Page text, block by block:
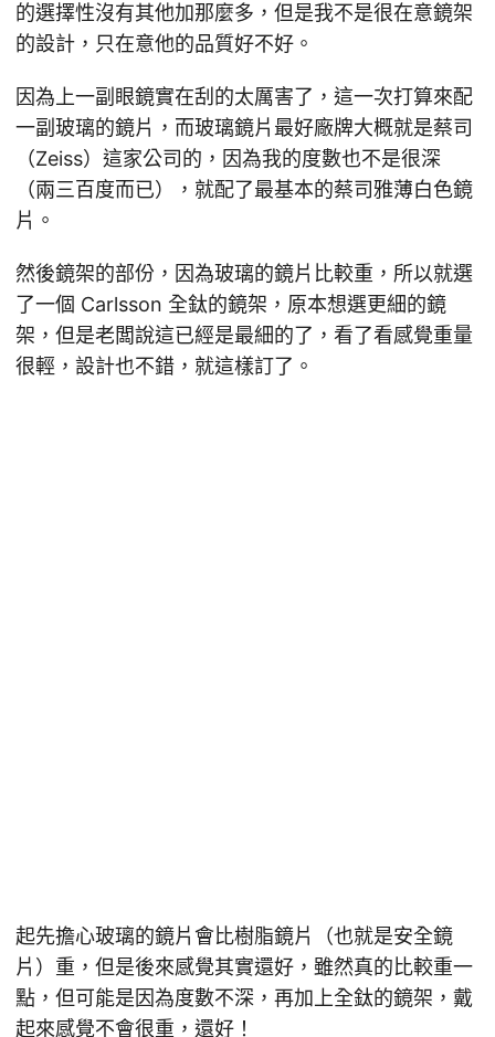
的選擇性沒有其他加那麼多，但是我不是很在意鏡架
的設計，只在意他的品質好不好。
因為上一副眼鏡實在刮的太厲害了，這一次打算來配
一副玻璃的鏡片，而玻璃鏡片最好廠牌大概就是蔡司
（Zeiss）這家公司的，因為我的度數也不是很深
（兩三百度而已），就配了最基本的蔡司雅薄白色鏡
片。
然後鏡架的部份，因為玻璃的鏡片比較重，所以就選
了一個 Carlsson 全鈦的鏡架，原本想選更細的鏡
架，但是老闆說這已經是最細的了，看了看感覺重量
很輕，設計也不錯，就這樣訂了。
起先擔心玻璃的鏡片會比樹脂鏡片（也就是安全鏡
片）重，但是後來感覺其實還好，雖然真的比較重一
點，但可能是因為度數不深，再加上全鈦的鏡架，戴
起來感覺不會很重，還好！